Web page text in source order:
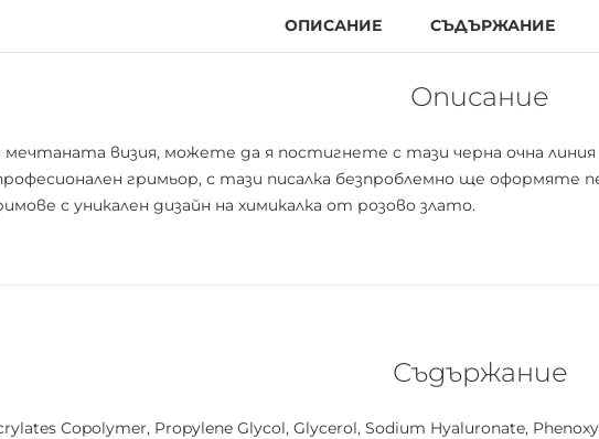
ОПИСАНИЕ СЪДЪРЖАНИЕ
Описание
мечтаната визия, можете да я постигнете с тази черна очна
гримьор, с тази писалка безпроблемно ще оформяте
с уникален дизайн на химикалка от розово злато.
Съдържание
Copolymer, Propylene Glycol, Glycerol, Sodium Hyaluronate,